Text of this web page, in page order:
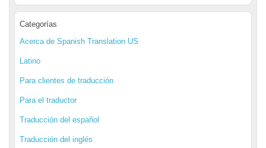
Categorías
Acerca de Spanish Translation US
Latino
Para clientes de traducción
Para el traductor
Traducción del español
Traducción del inglés